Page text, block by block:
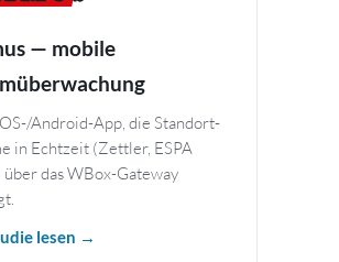
— mobile
Android-App, die Standort-
in Echtzeit (Zettler, ESPA
das WBox-Gateway
lesen →